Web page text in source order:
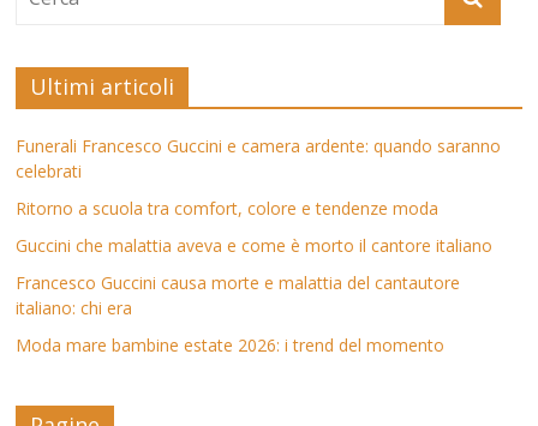
Ultimi articoli
Funerali Francesco Guccini e camera ardente: quando saranno
celebrati
Ritorno a scuola tra comfort, colore e tendenze moda
Guccini che malattia aveva e come è morto il cantore italiano
Francesco Guccini causa morte e malattia del cantautore
italiano: chi era
Moda mare bambine estate 2026: i trend del momento